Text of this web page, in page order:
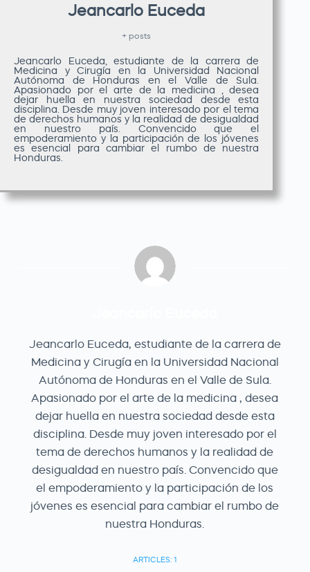
Jeancarlo Euceda
+ posts
Jeancarlo Euceda, estudiante de la carrera de
Medicina y Cirugía en la Universidad Nacional
Autónoma de Honduras en el Valle de Sula.
Apasionado por el arte de la medicina , desea
dejar huella en nuestra sociedad desde esta
disciplina. Desde muy joven interesado por el tema
de derechos humanos y la realidad de desigualdad
en nuestro país. Convencido que el
empoderamiento y la participación de los jóvenes
es esencial para cambiar el rumbo de nuestra
Honduras.
Jeancarlo Euceda, estudiante de la carrera de
Medicina y Cirugía en la Universidad Nacional
Autónoma de Honduras en el Valle de Sula.
Apasionado por el arte de la medicina , desea
dejar huella en nuestra sociedad desde esta
disciplina. Desde muy joven interesado por el
tema de derechos humanos y la realidad de
desigualdad en nuestro país. Convencido que
el empoderamiento y la participación de los
jóvenes es esencial para cambiar el rumbo de
nuestra Honduras.
ARTICLES: 1